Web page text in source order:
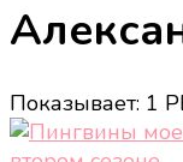
Показывает: 1